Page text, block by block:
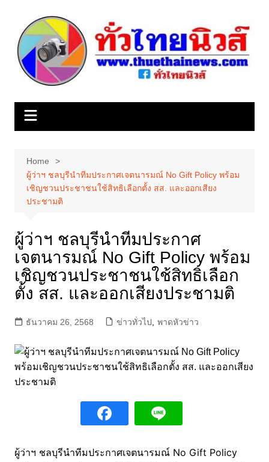
content
Home
ผู้ว่าฯ ชลบุรีนำทีมประกาศเจตนารมณ์ No Gift Policy พร้อม
เชิญชวนประชาชนใช้สิทธิเลือกตั้ง สส. และออกเสียง
ประชามติ
ผู้ว่าฯ ชลบุรีนำทีมประกาศ
เจตนารมณ์ No Gift Policy พร้อม
เชิญชวนประชาชนใช้สิทธิเลือก
ตั้ง สส. และออกเสียงประชามติ
ธันวาคม 26, 2568 ข่าวทั่วไป พาดหัวข่าว
ผู้ว่าฯ ชลบุรีนำทีมประกาศเจตนารมณ์ No Gift Policy